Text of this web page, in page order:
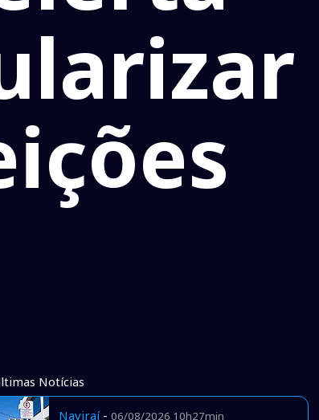
Notícias
Naviraí- 06/08/2026 10h27min